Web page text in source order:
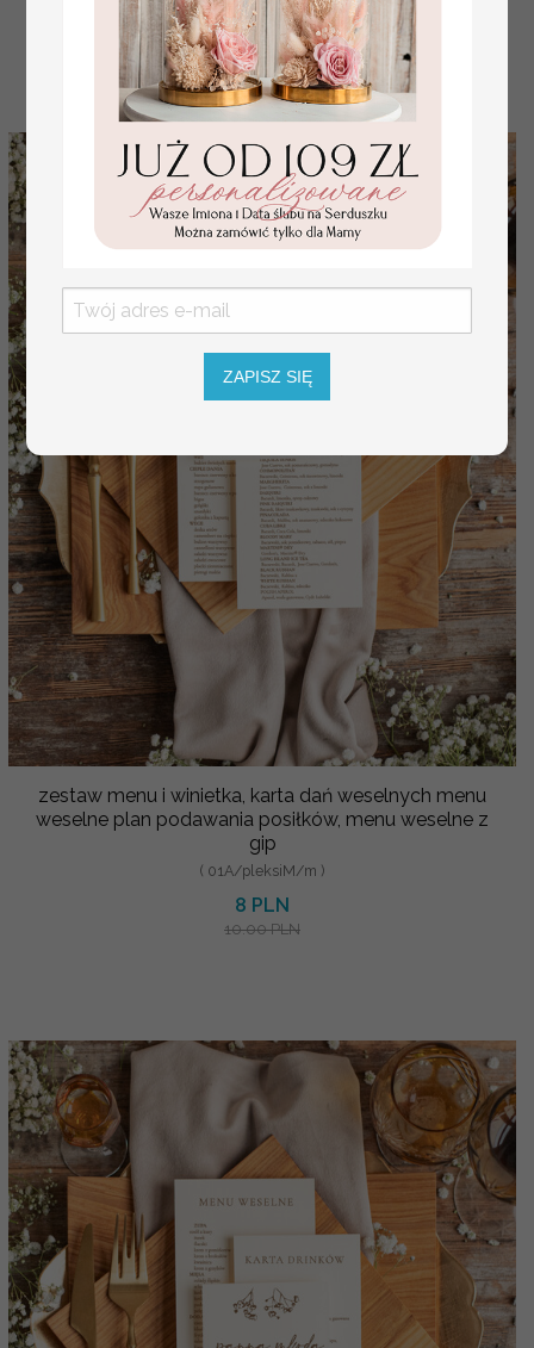
7.00 PLN
zestaw menu i winietka, karta dań weselnych menu
weselne plan podawania posiłków, menu weselne z
gip
( 01A/pleksiM/m )
8 PLN
10.00 PLN
ZAPISZ SIĘ